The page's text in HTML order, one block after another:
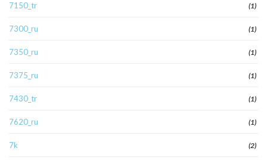
7150_tr (1)
7300_ru (1)
7350_ru (1)
7375_ru (1)
7430_tr (1)
7620_ru (1)
7k (2)